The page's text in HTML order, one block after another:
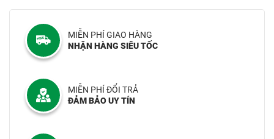
MIỄN PHÍ GIAO HÀNG
NHẬN HÀNG SIÊU TỐC
MIỄN PHÍ ĐỔI TRẢ
ĐẢM BẢO UY TÍN